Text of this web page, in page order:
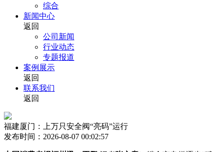
综合
新闻中心
返回
公司新闻
行业动态
专题报道
案例展示
返回
联系我们
返回
福建厦门：上万只安全阀“亮码”运行
发布时间：2026-08-07 00:02:57